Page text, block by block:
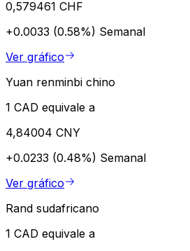
0,579461 CHF
+0.0033 (0.58%) Semanal
Ver gráfico
Yuan renminbi chino
1 CAD equivale a
4,84004 CNY
+0.0233 (0.48%) Semanal
Ver gráfico
Rand sudafricano
1 CAD equivale a